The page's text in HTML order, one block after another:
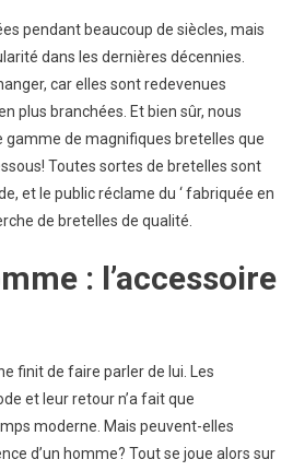
Homme
En
2021
pendant beaucoup de siècles, mais
dans les dernières décennies.
car elles sont redevenues
plus branchées. Et bien sûr, nous
gamme de magnifiques bretelles que
Toutes sortes de bretelles sont
et le public réclame du ‘ fabriquée en
de bretelles de qualité.
: l’accessoire
finit de faire parler de lui. Les
et leur retour n’a fait que
moderne. Mais peuvent-elles
d’un homme? Tout se joue alors sur